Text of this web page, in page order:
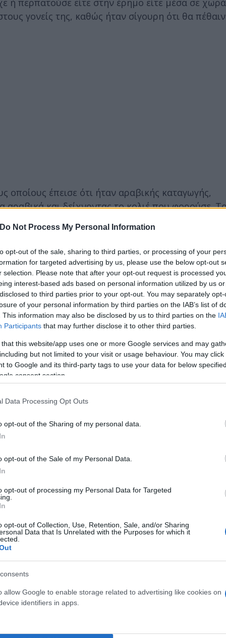
Do Not Process My Personal Information
opt-out of the sale, sharing to third parties, or processing of your
for targeted advertising by us, please use the below opt-out
selection. Please note that after your opt-out request is processed
interest-based ads based on personal information utilized by us
to third parties prior to your opt-out. You may separately
of your personal information by third parties on the IAB’s list of
This information may also be disclosed by us to third parties on the
Participants that may further disclose it to other third parties.
that this website/app uses one or more Google services and may
but not limited to your visit or usage behaviour. You may
to Google and its third-party tags to use your data for below
consent section.
Data Processing Opt Outs
opt-out of the Sharing of my personal data.
opt-out of the Sale of my Personal Data.
opt-out of processing my Personal Data for Targeted
opt-out of Collection, Use, Retention, Sale, and/or Sharing
Data that Is Unrelated with the Purposes for which it
allow Google to enable storage related to advertising like cookies on
identifiers in apps.
ή περπατούσε είτε στην έρημο είτε μέσα σε
γονείς της, καθώς ήταν σίγουρη ότι θα
έπεισε ότι ήταν αραβικής καταγωγής,
αραβικά και δείχνοντας το κολιέ που φορούσε.
δώρο ενός φίλου από την Αίγυπτο.
hostage by Hamas in Gaza. The account she
the profound trauma she experienced.
at him all the time. When he was angry with
FAmY513uFe
December 23, 2023
βίντεο της Moran να εκλιπαρεί για τη ζωή
εβραϊκά σκυλιά».
και χρησιμοποίησε την ίδια τακτική για
ένα μέρος να κρυφτεί, αλλά έπεσε και
«Washington Post» ότι συνάντησε μια
τη συνέλαβαν.